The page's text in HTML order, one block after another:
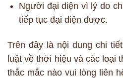
Người đại diện vì lý do
tiếp tục đại diện được.
Trên đây là nội dung chi
luật về thời hiệu và các loại
thắc mắc nào vui lòng liên